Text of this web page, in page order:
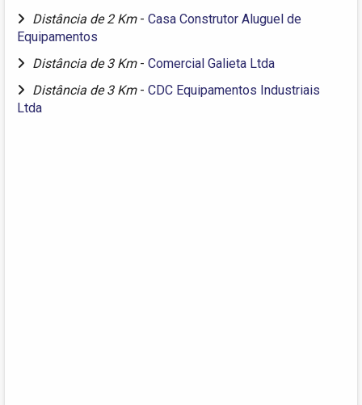
Distância de 2 Km - Casa Construtor Aluguel de
Equipamentos
Distância de 3 Km - Comercial Galieta Ltda
Distância de 3 Km - CDC Equipamentos Industriais
Ltda